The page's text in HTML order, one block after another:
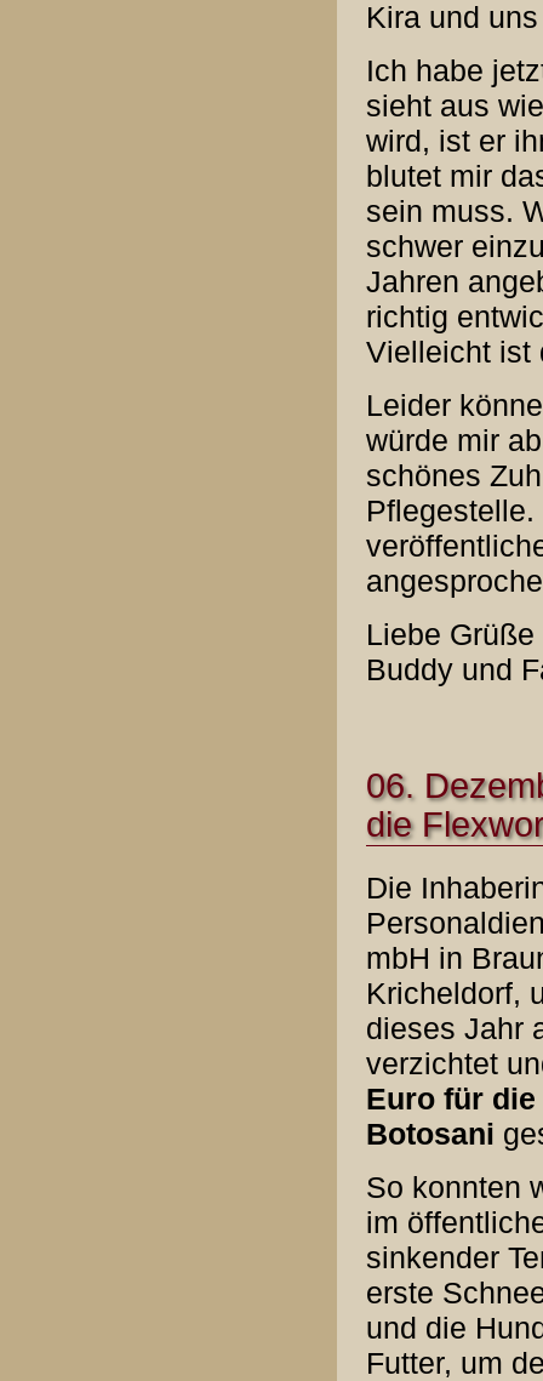
Kira und
Ich habe
sieht aus
wird, ist er
blutet mir
sein muss.
schwer
Jahren
richtig
Vielleicht ist
Leider
würde mir
schönes
Liebe
Buddy und
06.
die
Die
mbH in
Kricheldorf,
dieses Jahr
verzichtet
Euro für die
Botosani
So konnten
im
sinkender
erste
und die
Futter, um